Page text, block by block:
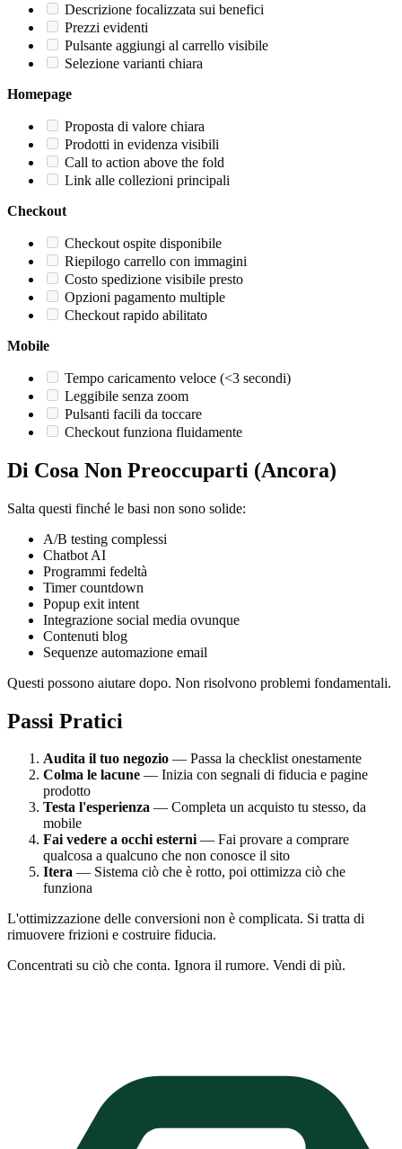
Descrizione focalizzata sui benefici
Prezzi evidenti
Pulsante aggiungi al carrello visibile
Selezione varianti chiara
Homepage
Proposta di valore chiara
Prodotti in evidenza visibili
Call to action above the fold
Link alle collezioni principali
Checkout
Checkout ospite disponibile
Riepilogo carrello con immagini
Costo spedizione visibile presto
Opzioni pagamento multiple
Checkout rapido abilitato
Mobile
Tempo caricamento veloce (<3 secondi)
Leggibile senza zoom
Pulsanti facili da toccare
Checkout funziona fluidamente
Di Cosa Non Preoccuparti (Ancora)
Salta questi finché le basi non sono solide:
A/B testing complessi
Chatbot AI
Programmi fedeltà
Timer countdown
Popup exit intent
Integrazione social media ovunque
Contenuti blog
Sequenze automazione email
Questi possono aiutare dopo. Non risolvono problemi fondamentali.
Passi Pratici
Audita il tuo negozio — Passa la checklist onestamente
Colma le lacune — Inizia con segnali di fiducia e pagine
prodotto
Testa l'esperienza — Completa un acquisto tu stesso, da
mobile
Fai vedere a occhi esterni— Fai provare a comprare
qualcosa a qualcuno che non conosce il sito
Itera — Sistema ciò che è rotto, poi ottimizza ciò che
funziona
L'ottimizzazione delle conversioni non è complicata. Si tratta di
rimuovere frizioni e costruire fiducia.
Concentrati su ciò che conta. Ignora il rumore. Vendi di più.